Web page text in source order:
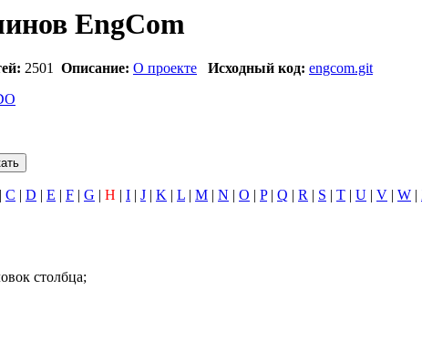
EngCom
2501 Описание: О проекте Исходный код: engcom.git
| C | D | E | F | G | H | I | J | K | L | M | N | O | P| Q | R | S | T | U | V | W |
столбца;